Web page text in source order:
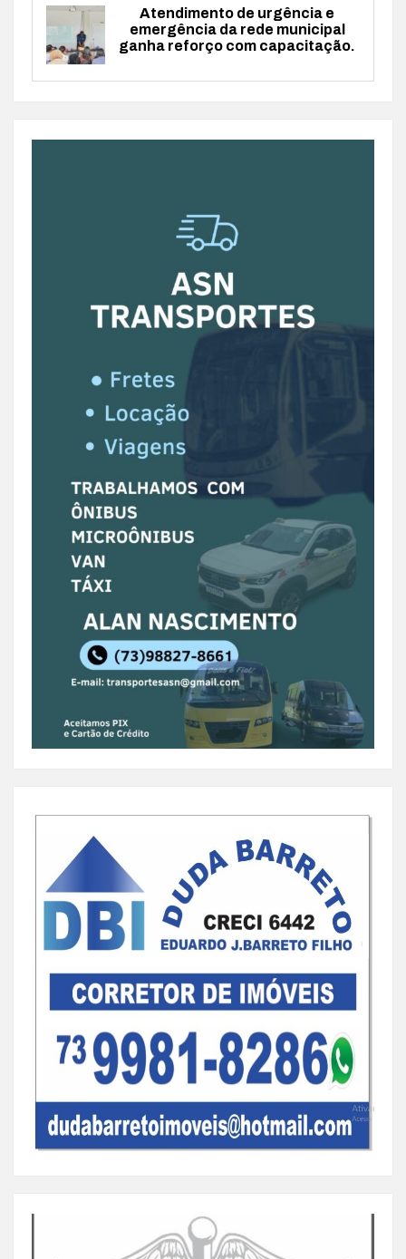
Atendimento de urgência e
emergência da rede municipal
ganha reforço com capacitação.